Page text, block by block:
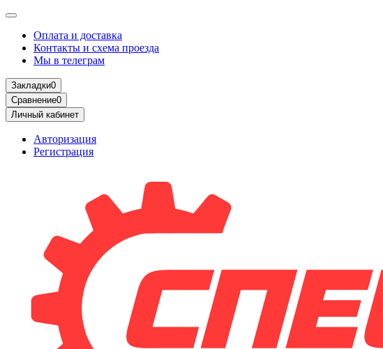
Оплата и доставка
Контакты и схема проезда
Мы в телеграм
Закладки0
Сравнение0
Личный кабинет
Авторизация
Регистрация